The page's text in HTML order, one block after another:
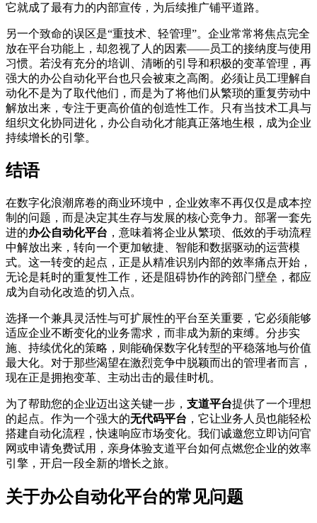
它就成了最有力的内部宣传，为后续推广铺平道路。
另一个致命的误区是“重技术、轻管理”。企业常常将焦点完全
放在平台功能上，却忽视了人的因素——员工的接纳度与使用
习惯。若没有充分的培训、清晰的引导和积极的变革管理，再
强大的办公自动化平台也只会被束之高阁。必须让员工理解自
动化不是为了取代他们，而是为了将他们从繁琐的重复劳动中
解放出来，专注于更高价值的创造性工作。只有当技术工具与
组织文化协同进化，办公自动化才能真正落地生根，成为企业
持续增长的引擎。
结语
在数字化浪潮席卷的商业环境中，企业效率不再仅仅是成本控
制的问题，而是决定其生存与发展的核心竞争力。部署一套先
进的办公自动化平台 ，意味着将企业从繁琐、低效的手动流程
中解放出来，转向一个更加敏捷、智能和数据驱动的运营模
式。这一转变的起点，正是从精准识别内部的效率痛点开始，
无论是耗时的重复性工作，还是阻碍协作的跨部门壁垒，都应
成为自动化改造的切入点。
选择一个兼具灵活性与可扩展性的平台至关重要，它必须能够
适应企业不断变化的业务需求，而非成为新的束缚。分步实
施、持续优化的策略，则能确保数字化转型的平稳落地与价值
最大化。对于那些渴望在激烈竞争中脱颖而出的管理者而言，
现在正是拥抱变革、主动出击的最佳时机。
为了帮助您的企业迈出这关键一步， 支道平台提供了一个理想
的起点。作为一个强大的无代码平台 ，它让业务人员也能轻松
搭建自动化流程，快速响应市场变化。我们诚邀您立即访问官
网或申请免费试用，亲身体验支道平台如何点燃您企业的效率
引擎，开启一段全新的增长之旅。
关于办公自动化平台的常见问题